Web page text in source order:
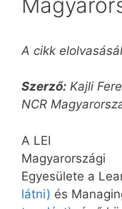
A cikk
Szerző: Kajli
NCR
A LEI
Magyarországi
Egyesülete a
látni) és